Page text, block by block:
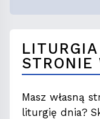
STRONIE
Masz własną
liturgię dnia?